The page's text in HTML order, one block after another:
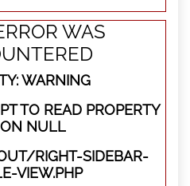
WAS
WARNING
TO READ PROPERTY
ON NULL
RIGHT-SIDEBAR-
VIEW.PHP